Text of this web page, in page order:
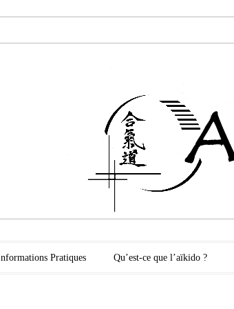
Pratiques Qu’est-ce que l’aïkido ?